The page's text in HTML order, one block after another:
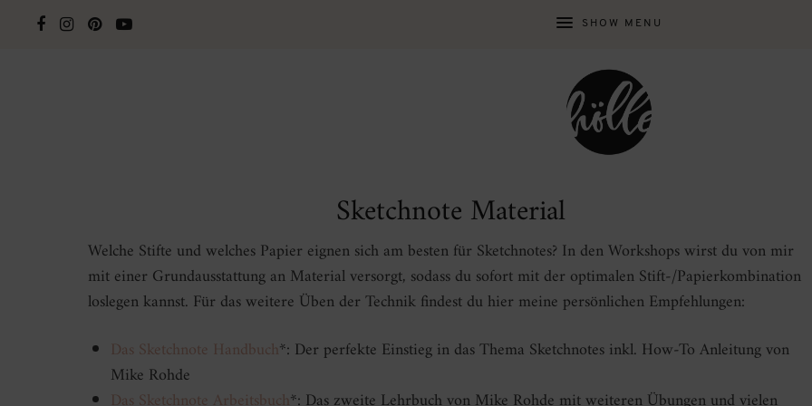
SHOW MENU
Sketchnote Material
Welche Stifte und welches Papier eignen sich am besten für Sketchnotes? In den Workshops wirst du von mir
mit einer Grundausstattung an Material versorgt, sodass du sofort mit der optimalen Stift-/Papierkombination
loslegen kannst. Für das weitere Üben der Technik findest du hier meine persönlichen Empfehlungen:
Das Sketchnote Handbuch*: Der perfekte Einstieg in das Thema Sketchnotes inkl. How-To Anleitung von
Mike Rohde